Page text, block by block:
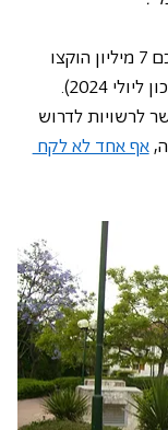
מאז הוקצו 2 מיליארד למיגון הפריפריה, מתוכם 7 מיליון הוקצו
(נכון ליולי 2024).
לרשויות לדרוש
אף אחד לא לקח